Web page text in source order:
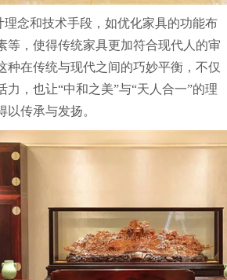
理念和技术手段，如优化家具的功能布
等，使得传统家具更加符合现代人的审
种在传统与现代之间的巧妙平衡，不仅
力，也让“中和之美”与“天人合一”的理
传承与发扬。